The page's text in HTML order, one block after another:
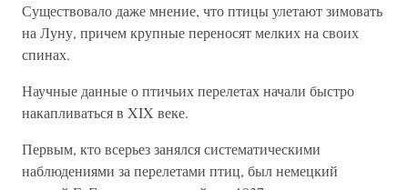
Существовало даже мнение, что птицы улетают зимовать
на Луну, причем крупные переносят мелких на своих
спинах.
Научные данные о птичьих перелетах начали быстро
накапливаться в XIX веке.
Первым, кто всерьез занялся систематическими
наблюдениями за перелетами птиц, был немецкий